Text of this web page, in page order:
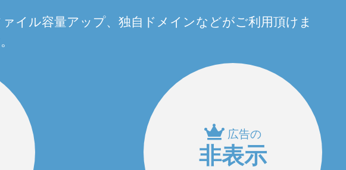
イル容量アップ、独自ドメインなどがご利用頂けま
広告の
非表示